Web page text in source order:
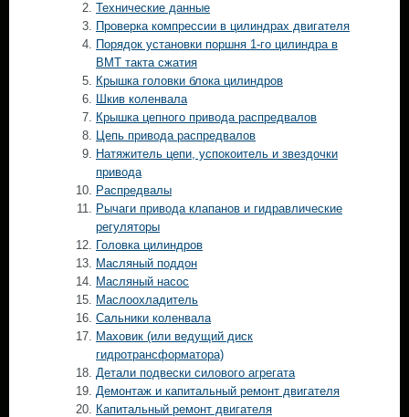
Технические данные
Проверка компрессии в цилиндрах двигателя
Порядок установки поршня 1-го цилиндра в
ВМТ такта сжатия
Крышка головки блока цилиндров
Шкив коленвала
Крышка цепного привода распредвалов
Цепь привода распредвалов
Натяжитель цепи, успокоитель и звездочки
привода
Распредвалы
Рычаги привода клапанов и гидравлические
регуляторы
Головка цилиндров
Масляный поддон
Масляный насос
Маслоохладитель
Сальники коленвала
Маховик (или ведущий диск
гидротрансформатора)
Детали подвески силового агрегата
Демонтаж и капитальный ремонт двигателя
Капитальный ремонт двигателя